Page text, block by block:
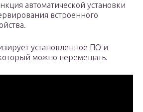
автоматической установки
встроенного
установленное ПО и
можно перемещать.